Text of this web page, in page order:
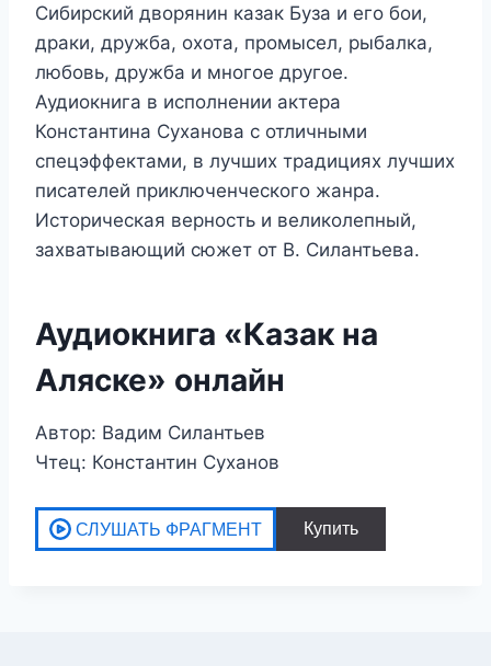
Сибирский дворянин казак Буза и его бои,
драки, дружба, охота, промысел, рыбалка,
любовь, дружба и многое другое.
Аудиокнига в исполнении актера
Константина Суханова с отличными
спецэффектами, в лучших традициях лучших
писателей приключенческого жанра.
Историческая верность и великолепный,
захватывающий сюжет от В. Силантьева.
Аудиокнига «Казак на
Аляске» онлайн
Автор: Вадим Силантьев
Чтец: Константин Суханов